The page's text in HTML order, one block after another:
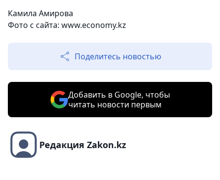
Камила Амирова
Фото с сайта: www.economy.kz
Поделитесь новостью
Добавить в Google, чтобы
читать новости первым
Редакция Zakon.kz